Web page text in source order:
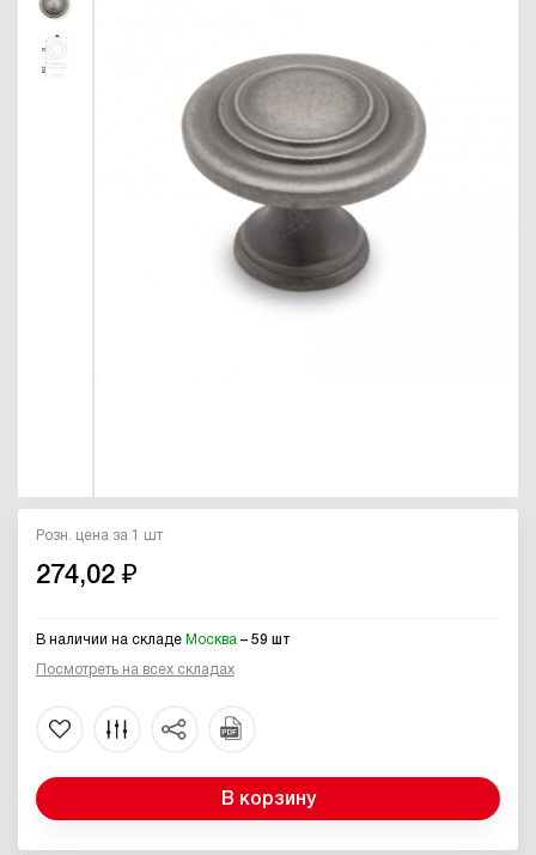
Розн. цена за 1 шт
274,02 ₽
В наличии на складе Москва – 59 шт
Посмотреть на всех складах
В корзину